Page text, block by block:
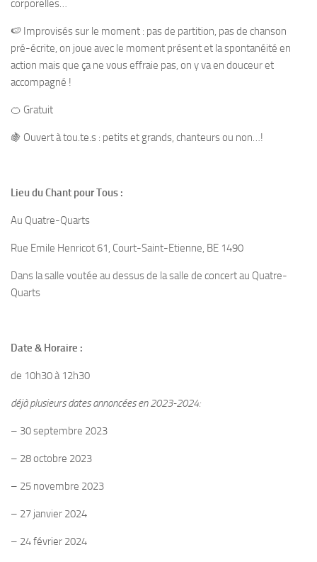
corporelles…
🍉 Improvisés sur le moment : pas de partition, pas de chanson
pré-écrite, on joue avec le moment présent et la spontanéité en
action mais que ça ne vous effraie pas, on y va en douceur et
accompagné !
🍊 Gratuit
🍇 Ouvert à tou.te.s : petits et grands, chanteurs ou non…!
Lieu du Chant pour Tous :
Au Quatre-Quarts
Rue Emile Henricot 61, Court-Saint-Etienne, BE 1490
Dans la salle voutée au dessus de la salle de concert au Quatre-
Quarts
Date & Horaire :
de 10h30 à 12h30
déjà plusieurs dates annoncées en 2023-2024:
– 30 septembre 2023
– 28 octobre 2023
– 25 novembre 2023
– 27 janvier 2024
– 24 février 2024